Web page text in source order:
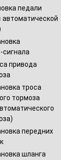
педали
привода
троса
тормоза
передних
шланга